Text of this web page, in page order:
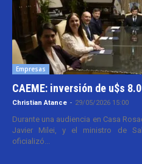
Empresas
CAEME: inversión de u$s
Christian Atance - 29/05/2026 15:00
Durante una audiencia en Casa
Javier Milei, y el ministro de
oficializó...